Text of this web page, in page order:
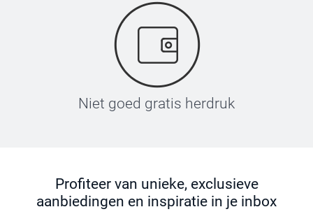
Niet goed gratis herdruk
Profiteer van unieke, exclusieve
aanbiedingen en inspiratie in je inbox